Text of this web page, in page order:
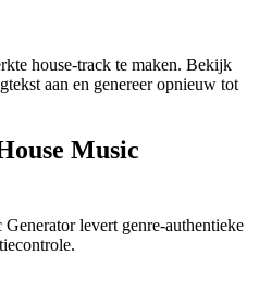
house-track te maken. Bekijk
aan en genereer opnieuw tot
Music
levert genre-authentieke